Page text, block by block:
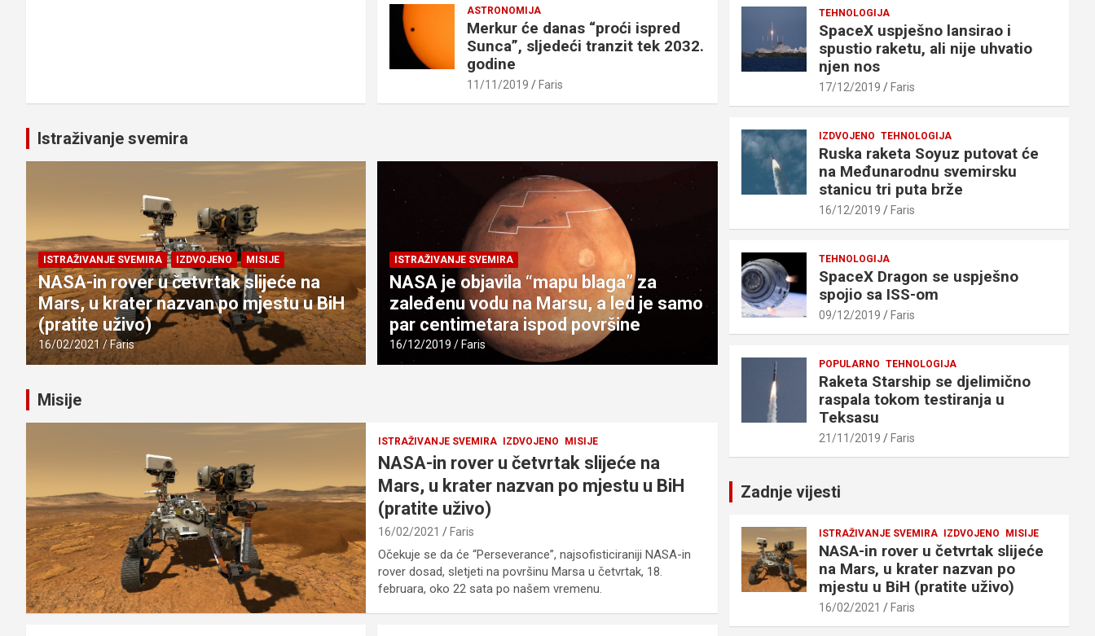
ASTRONOMIJA
Merkur će danas “proći ispred
Sunca”, sljedeći tranzit tek 2032.
godine
11/11/2019 Faris
Istraživanje svemira
ISTRAŽIVANJE SVEMIRA IZDVOJENO MISIJE
NASA-in rover u četvrtak slijeće na
Mars, u krater nazvan po mjestu u BiH
(pratite uživo)
16/02/2021 Faris
ISTRAŽIVANJE SVEMIRA
NASA je objavila “mapu blaga” za
zaleđenu vodu na Marsu, a led je samo
par centimetara ispod površine
16/12/2019 Faris
Misije
ISTRAŽIVANJE SVEMIRA IZDVOJENO MISIJE
NASA-in rover u četvrtak slijeće na
Mars, u krater nazvan po mjestu u BiH
(pratite uživo)
16/02/2021 Faris
Očekuje se da će “Perseverance”, najsofisticiraniji NASA-in
rover dosad, sletjeti na površinu Marsa u četvrtak, 18.
februara, oko 22 sata po našem vremenu.
TEHNOLOGIJA
SpaceX uspješno lansirao i
spustio raketu, ali nije uhvatio
njen nos
17/12/2019 Faris
IZDVOJENO TEHNOLOGIJA
Ruska raketa Soyuz putovat će
na Međunarodnu svemirsku
stanicu tri puta brže
16/12/2019 Faris
TEHNOLOGIJA
SpaceX Dragon se uspješno
spojio sa ISS-om
09/12/2019 Faris
POPULARNO TEHNOLOGIJA
Raketa Starship se djelimično
raspala tokom testiranja u
Teksasu
21/11/2019 Faris
Zadnje vijesti
ISTRAŽIVANJE SVEMIRA IZDVOJENO MISIJE
NASA-in rover u četvrtak slijeće
na Mars, u krater nazvan po
mjestu u BiH (pratite uživo)
16/02/2021 Faris